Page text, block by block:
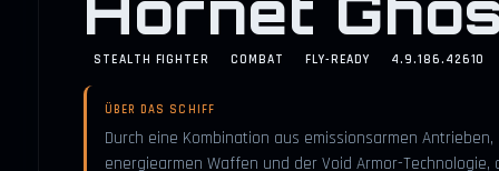
STEALTH FIGHTER COMBAT FLY-READY 4.9.186.42610
ÜBER DAS SCHIFF
Durch eine Kombination aus emissionsarmen Antrieben,
energiearmen Waffen und der Void Armor-Technologie,